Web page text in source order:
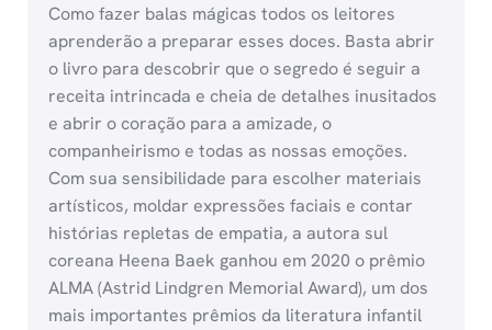
Como fazer balas mágicas todos os leitores
aprenderão a preparar esses doces. Basta abrir
o livro para descobrir que o segredo é seguir a
receita intrincada e cheia de detalhes inusitados
e abrir o coração para a amizade, o
companheirismo e todas as nossas emoções.
Com sua sensibilidade para escolher materiais
artísticos, moldar expressões faciais e contar
histórias repletas de empatia, a autora sul
coreana Heena Baek ganhou em 2020 o prêmio
ALMA (Astrid Lindgren Memorial Award), um dos
mais importantes prêmios da literatura infantil